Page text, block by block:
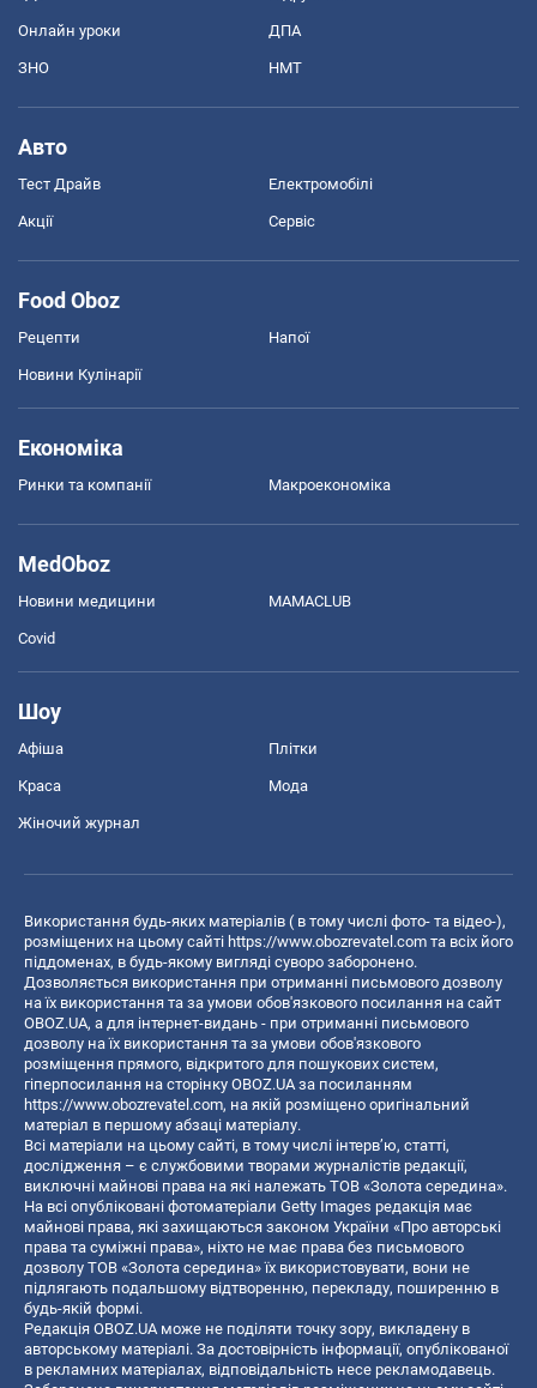
Онлайн уроки ДПА
ЗНО НМТ
Авто
Тест Драйв Електромобілі
Акції Сервіс
Food Oboz
Рецепти Напої
Новини Кулінарії
Економіка
Ринки та компанії Макроекономіка
MedOboz
Новини медицини MAMACLUB
Covid
Шоу
Афіша Плітки
Краса Мода
Жіночий журнал
Використання будь-яких матеріалів ( в тому числі фото- та відео-),
розміщених на цьому сайті https://www.obozrevatel.com та всіх його
піддоменах, в будь-якому вигляді суворо заборонено.
Дозволяється використання при отриманні письмового дозволу
на їх використання та за умови обов'язкового посилання на сайт
OBOZ.UA, а для інтернет-видань - при отриманні письмового
дозволу на їх використання та за умови обов'язкового
розміщення прямого, відкритого для пошукових систем,
гіперпосилання на сторінку OBOZ.UA за посиланням
https://www.obozrevatel.com, на якій розміщено оригінальний
матеріал в першому абзаці матеріалу.
Всі матеріали на цьому сайті, в тому числі інтерв’ю, статті,
дослідження – є службовими творами журналістів редакції,
виключні майнові права на які належать ТОВ «Золота середина».
На всі опубліковані фотоматеріали Getty Images редакція має
майнові права, які захищаються законом України «Про авторські
права та суміжні права», ніхто не має права без письмового
дозволу ТОВ «Золота середина» їх використовувати, вони не
підлягають подальшому відтворенню, перекладу, поширенню в
будь-якій формі.
Редакція OBOZ.UA може не поділяти точку зору, викладену в
авторському матеріалі. За достовірність інформації, опублікованої
в рекламних матеріалах, відповідальність несе рекламодавець.